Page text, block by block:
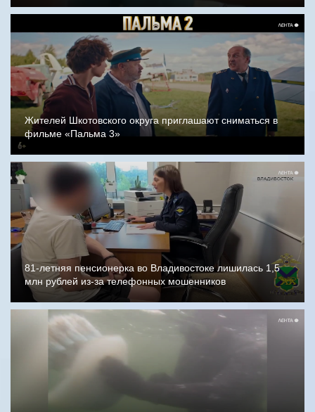
Жителей Шкотовского округа приглашают сниматься в
фильме «Пальма 3»
81-летняя пенсионерка во Владивостоке лишилась 1,5
млн рублей из-за телефонных мошенников